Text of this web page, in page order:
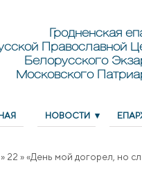
Гродненская
Православной
Белорусского
Московского
НОВОСТИ
» 22 » «День мой догорел, но